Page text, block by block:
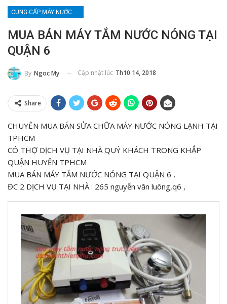
CUNG CẤP MÁY NƯỚC NÓNG LANH
MUA BÁN MÁY TẮM NƯỚC NÓNG TẠI
QUẬN 6
By Ngoc My Cập nhật lúc Th10 14, 2018
Share
CHUYÊN MUA BÁN SỬA CHỮA MÁY NƯỚC NÓNG LẠNH TẠI
TPHCM
CÓ THỢ DỊCH VỤ TẠI NHÀ QUÝ KHÁCH TRONG KHẮP
QUẬN HUYỆN TPHCM
MUA BÁN MÁY TẮM NƯỚC NÓNG TẠI QUẬN 6 ,
ĐC 2 DỊCH VỤ TẠI NHÀ : 265 nguyễn văn luông,q6 ,